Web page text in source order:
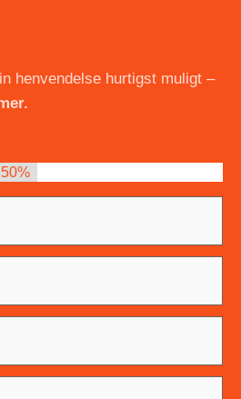
henvendelse hurtigst muligt –
50%